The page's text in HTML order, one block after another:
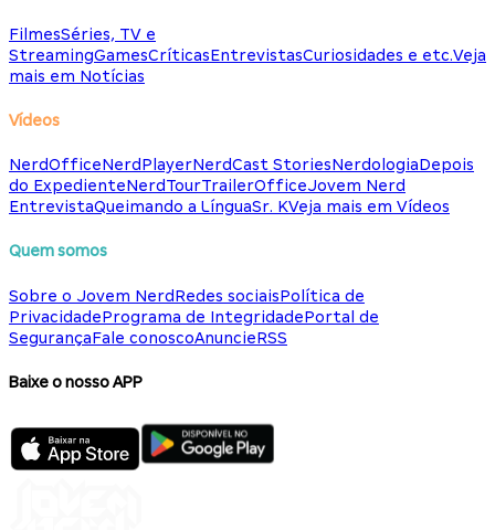
FilmesSéries, TV e
StreamingGamesCríticasEntrevistasCuriosidades e etc.Veja
mais em Notícias
Vídeos
NerdOfficeNerdPlayerNerdCast StoriesNerdologiaDepois
do ExpedienteNerdTourTrailerOfficeJovem Nerd
EntrevistaQueimando a LínguaSr. KVeja mais em Vídeos
Quem somos
Sobre o Jovem NerdRedes sociaisPolítica de
PrivacidadePrograma de IntegridadePortal de
SegurançaFale conoscoAnuncieRSS
Baixe o nosso APP